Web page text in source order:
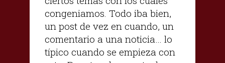
congeniamos. Todo iba bien,
un post de vez en cuando, un
comentario a una noticia… lo
típico cuando se empieza con